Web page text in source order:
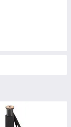
відеокамер